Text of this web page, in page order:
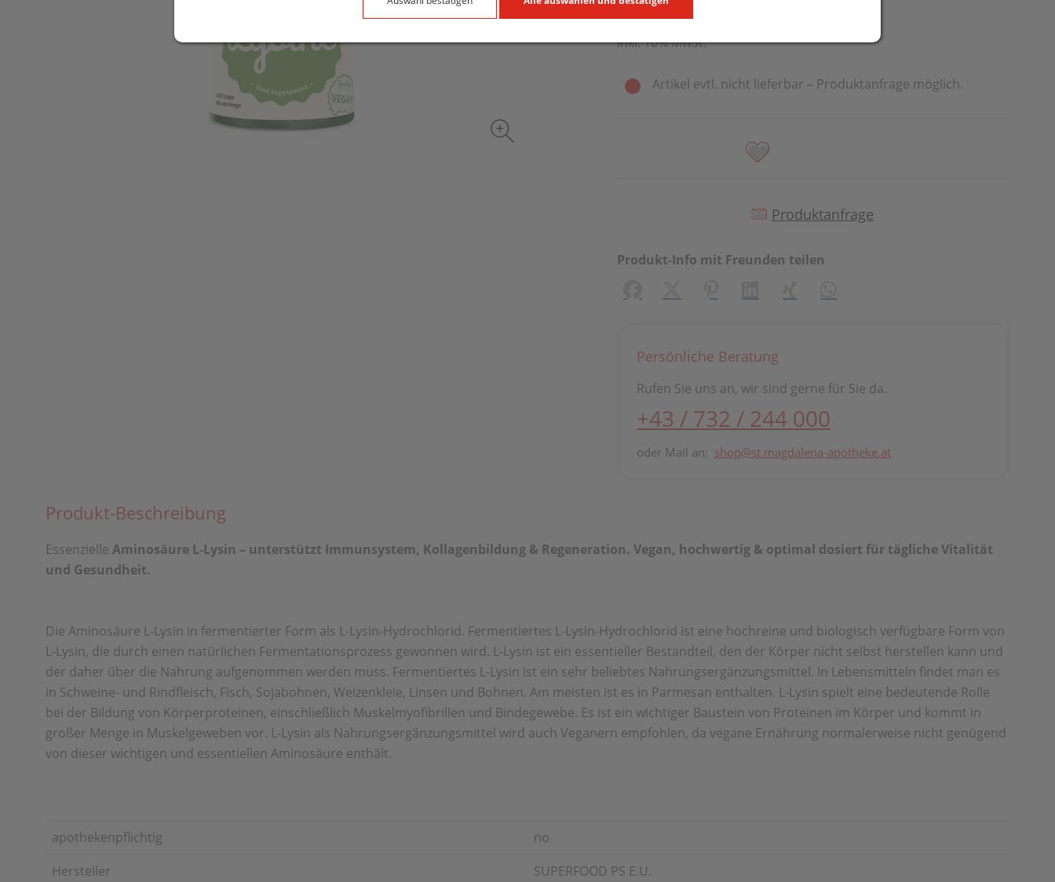
inkl. 10% MwSt.
Artikel evtl. nicht lieferbar – Produktanfrage möglich.
Produktanfrage
Produkt-Info mit Freunden teilen
Persönliche Beratung
Rufen Sie uns an, wir sind gerne für Sie da.
+43 / 732 / 244 000
oder Mail an: shop@st.magdalena-apotheke.at
Produkt-Beschreibung
Essenzielle Aminosäure L-Lysin – unterstützt Immunsystem, Kollagenbildung & Regeneration. Vegan, hochwertig & optimal dosiert für tägliche Vitalität
und Gesundheit.
Die Aminosäure L-Lysin in fermentierter Form als L-Lysin-Hydrochlorid. Fermentiertes L-Lysin-Hydrochlorid ist eine hochreine und biologisch verfügbare Form von
L-Lysin, die durch einen natürlichen Fermentationsprozess gewonnen wird. L-Lysin ist ein essentieller Bestandteil, den der Körper nicht selbst herstellen kann und
der daher über die Nahrung aufgenommen werden muss. Fermentiertes L-Lysin ist ein sehr beliebtes Nahrungsergänzungsmittel. In Lebensmitteln findet man es
in Schweine- und Rindfleisch, Fisch, Sojabohnen, Weizenkleie, Linsen und Bohnen. Am meisten ist es in Parmesan enthalten. L-Lysin spielt eine bedeutende Rolle
bei der Bildung von Körperproteinen, einschließlich Muskelmyofibrillen und Bindegewebe. Es ist ein wichtiger Baustein von Proteinen im Körper und kommt in
großer Menge in Muskelgeweben vor. L-Lysin als Nahrungsergänzungsmittel wird auch Veganern empfohlen, da vegane Ernährung normalerweise nicht genügend
von dieser wichtigen und essentiellen Aminosäure enthält.
apothekenpflichtig
no
Hersteller
SUPERFOOD PS E.U.